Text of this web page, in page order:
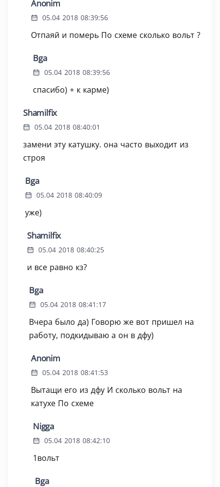
Anonim
05.04 2018 08:39:56
Отпаяй и померь По схеме сколько вольт ?
Bga
05.04 2018 08:39:56
спасибо) + к карме)
Shamilfix
05.04 2018 08:40:01
замени эту катушку. она часто выходит из
строя
Bga
05.04 2018 08:40:09
уже)
Shamilfix
05.04 2018 08:40:25
и все равно кз?
Bga
05.04 2018 08:41:17
Вчера было да) Говорю же вот пришел на
работу, подкидываю а он в дфу)
Anonim
05.04 2018 08:41:53
Вытащи его из дфу И сколько вольт на
катухе По схеме
Nigga
05.04 2018 08:42:10
1вольт
Bga